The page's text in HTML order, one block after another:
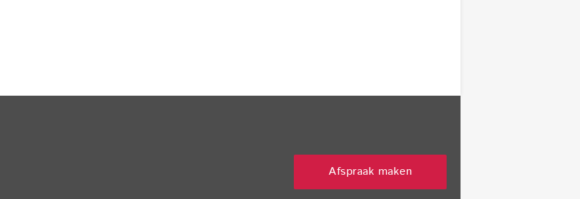
Afspraak maken